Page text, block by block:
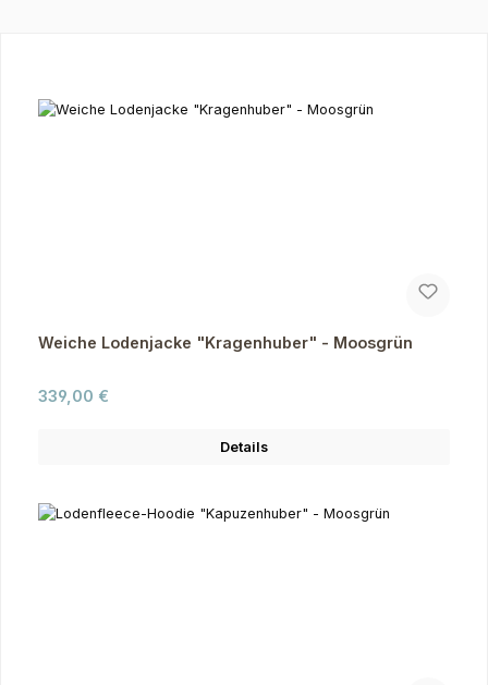
Weiche Lodenjacke "Kragenhuber" - Moosgrün
Regulärer Preis:
339,00 €
Details